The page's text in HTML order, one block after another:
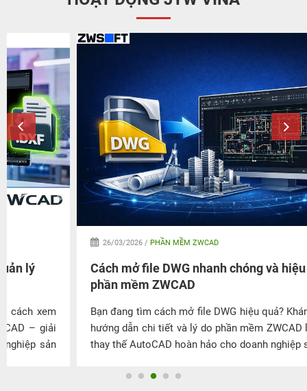
PHẦN MỀM ZWCAD
Cách mở file DWG nhanh chóng và hiệu quả với
phần mềm ZWCAD
Bạn đang tìm cách mở file DWG hiệu quả? Khám phá ngay
hướng dẫn chi tiết và lý do phần mềm ZWCAD là lựa chọn
thay thế AutoCAD hoàn hảo cho doanh nghiệp sản xuất.